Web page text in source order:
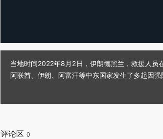
当地时间2022年8月2日，伊朗德黑兰，救援人员
阿联酋、伊朗、阿富汗等中东国家发生了多起因
评论区 0